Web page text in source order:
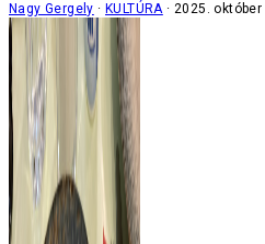
Nagy Gergely KULTÚRA 2025. október